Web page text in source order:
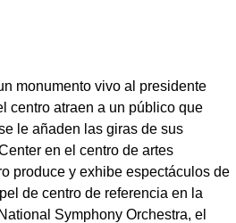
monumento vivo al presidente
centro atraen a un público que
le añaden las giras de sus
en el centro de artes
produce y exhibe espectáculos de
de centro de referencia en la
Symphony Orchestra, el